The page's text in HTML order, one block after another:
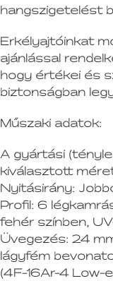
hangszigetelést
Erkélyajtóinkat
ajánlással
hogy értékei és
biztonságban
Műszaki adatok:
A gyártási
kiválasztott
Nyitásirány:
Profil: 6
fehér színben,
Üvegezés: 24
lágyfém
(4F-16Ar-4 Low-